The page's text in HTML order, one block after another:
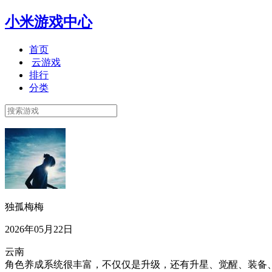
小米游戏中心
首页
云游戏
排行
分类
独孤梅梅
2026年05月22日
云南
角色养成系统很丰富，不仅仅是升级，还有升星、觉醒、装备